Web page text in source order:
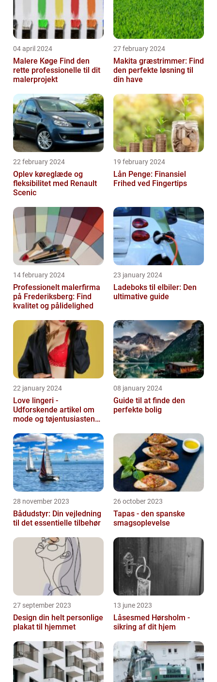
04 april 2024
Malere Køge Find den
rette professionelle til dit
malerprojekt
27 february 2024
Makita græstrimmer: Find
den perfekte løsning til
din have
22 february 2024
Oplev køreglæde og
fleksibilitet med Renault
Scenic
19 february 2024
Lån Penge: Finansiel
Frihed ved Fingertips
14 february 2024
Professionelt malerfirma
på Frederiksberg: Find
kvalitet og pålidelighed
23 january 2024
Ladeboks til elbiler: Den
ultimative guide
22 january 2024
Love lingeri -
Udforskende artikel om
mode og tøjentusiastens
08 january 2024
Guide til at finde den
perfekte bolig
28 november 2023
Bådudstyr: Din vejledning
til det essentielle tilbehør
26 october 2023
Tapas - den spanske
smagsoplevelse
27 september 2023
Design din helt personlige
plakat til hjemmet
13 june 2023
Låsesmed Hørsholm -
sikring af dit hjem